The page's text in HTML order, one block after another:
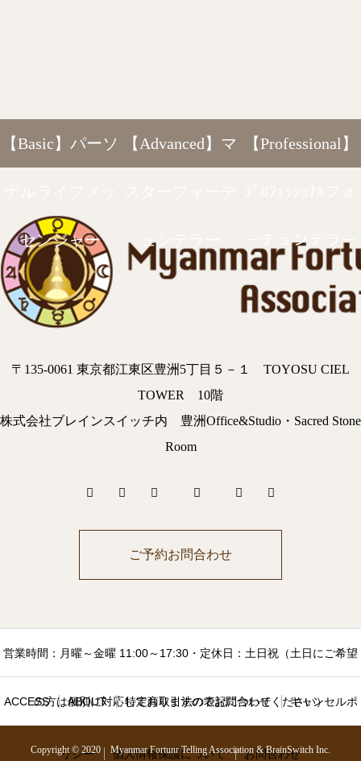
【Basic】パーソ
センジャー
【Advanced】マ
ュンテラー
【Professional】
ーチュンテラー
〒135-0061 東京都江東区豊洲5丁目５－１ TOYOSU CIEL
TOWER 10階
株式会社ブレインスイッチ内 豊洲Office&Studio・Sacred Stone
Room
ご予約お問合わせ
営業時間：月曜～金曜 11:00～17:30・定休日：土日祝（土日にご希望
の方は個別に対応しておりますのでお問合わせください）
ACCESS ABOUT 特定商取引法の表記について キャンセルポ
リシー 個人情報保護について お問合わせ
Copyright © 2020 Myanmar Fortunr Telling Association & BrainSwitch Inc.